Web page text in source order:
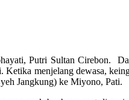
Putri Sultan Cirebon.
menjelang dewasa,
Jangkung) ke Miyono, Pati.